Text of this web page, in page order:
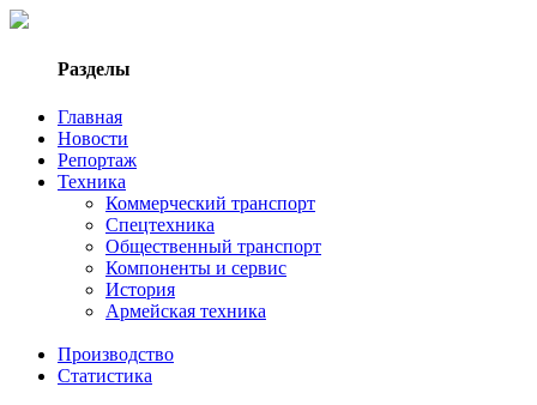
Разделы
Главная
Новости
Репортаж
Техника
Коммерческий транспорт
Спецтехника
Общественный транспорт
Компоненты и сервис
История
Армейская техника
Производство
Статистика